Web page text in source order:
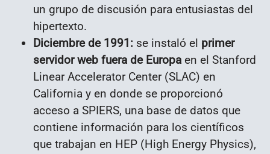
un grupo de discusión para entusiastas del
hipertexto.
Diciembre de 1991: se instaló el primer
servidor web fuera de Europa en el Stanford
Linear Accelerator Center (SLAC) en
California y en donde se proporcionó
acceso a SPIERS, una base de datos que
contiene información para los científicos
que trabajan en HEP ​​(High Energy Physics),